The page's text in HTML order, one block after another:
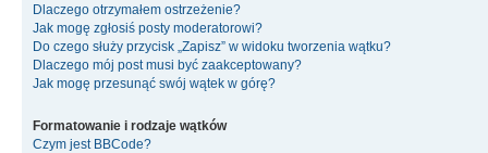
Dlaczego otrzymałem ostrzeżenie?
Jak mogę zgłosiś posty moderatorowi?
Do czego służy przycisk „Zapisz” w widoku tworzenia wątku?
Dlaczego mój post musi być zaakceptowany?
Jak mogę przesunąć swój wątek w górę?
Formatowanie i rodzaje wątków
Czym jest BBCode?